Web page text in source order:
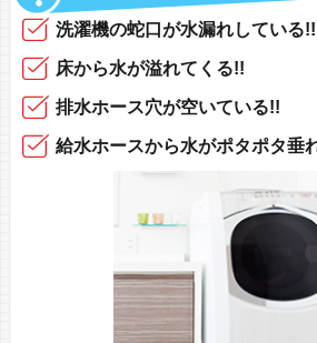
洗濯機の蛇口 が水漏れしている!!
床から水が溢れてくる!!
排水ホース穴が空いている!!
給水ホースから水がポタポタ垂